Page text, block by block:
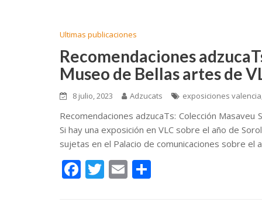
Ultimas publicaciones
Recomendaciones
Museo de Bellas artes de
8 julio, 2023 Adzucats exposiciones valencia
Recomendaciones adzucaTs: Colección
Si hay una exposición en VLC sobre el año de
sujetas en el Palacio de comunicaciones sobre el
F T E